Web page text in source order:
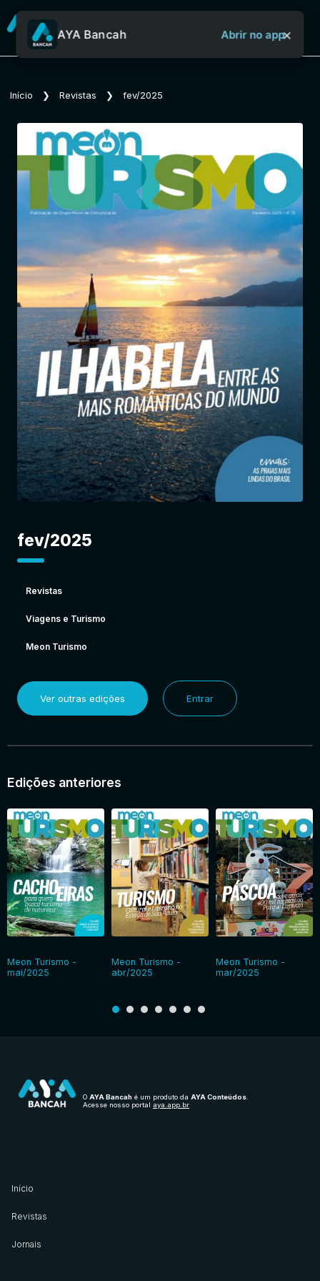
Sobre o Aya Bancah
Revistas
Jornais
Notícias
Entrar
AYA Bancah Abrir no app×
Início ❯ Revistas ❯ fev/2025
fev/2025
Revistas
Viagens e Turismo
Meon Turismo
Ver outras edições Entrar
Edições anteriores
Meon Turismo -
mai/2025
Meon Turismo -
abr/2025
Meon Turismo -
mar/2025
O AYA Bancah é um produto da AYA Conteúdos.
Acesse nosso portal aya.app.br
Início
Revistas
Jornais